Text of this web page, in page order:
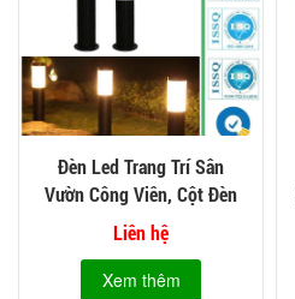
Đèn Led Trang Trí Sân
Vườn Công Viên, Cột Đèn
Led Chiếu Sáng 6cm 8cm
Liên hệ
Xem thêm